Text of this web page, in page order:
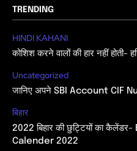
TRENDING
HINDI KAHANI
कोशिश करने वालों की हार नहीं होती-
Uncategorized
जानिए अपने SBI Account CIF
बिहार
2022 बिहार की छुट्टियों का
Calender 2022